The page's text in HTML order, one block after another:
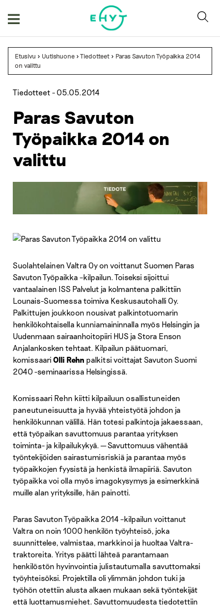
Etusivu > Uutishuone >Tiedotteet > Paras Savuton Työpaikka 2014
on valittu
Tiedotteet - 05.05.2014
Paras Savuton
Työpaikka 2014 on
valittu
Suolahtelainen Valtra Oy on voittanut Suomen Paras
Savuton Työpaikka –kilpailun. Toiseksi sijoittui
vantaalainen ISS Palvelut ja kolmantena palkittiin
Lounais-Suomessa toimiva Keskusautohalli Oy.
Palkittujen joukkoon nousivat palkintotuomarin
henkilökohtaisella kunniamaininnalla myös Helsingin ja
Uudenmaan sairaanhoitopiiri HUS ja Stora Enson
Anjalankosken tehtaat. Kilpailun päätuomari,
komissaari Olli Rehn palkitsi voittajat Savuton Suomi
2040 -seminaarissa Helsingissä.
Komissaari Rehn kiitti kilpailuun osallistuneiden
paneutuneisuutta ja hyvää yhteistyötä johdon ja
henkilökunnan välillä. Hän totesi palkintoja jakaessaan,
että työpaikan savuttomuus parantaa yrityksen
toiminta- ja kilpailukykyä. ─ Savuttomuus vähentää
työntekijöiden sairastumisriskiä ja parantaa myös
työpaikkojen fyysistä ja henkistä ilmapiiriä. Savuton
työpaikka voi olla myös imagokysymys ja esimerkkinä
muille alan yrityksille, hän painotti.
Paras Savuton Työpaikka 2014 –kilpailun voittanut
Valtra on noin 1000 henkilön työyhteisö, joka
suunnittelee, valmistaa, markkinoi ja huoltaa Valtra-
traktoreita. Yritys päätti lähteä parantamaan
henkilöstön hyvinvointia julistautumalla savuttomaksi
työyhteisöksi. Projektilla oli ylimmän johdon tuki ja
työhön otettiin alusta alkaen mukaan sekä työntekijät
että luottamusmiehet. Savuttomuudesta tiedotettiin